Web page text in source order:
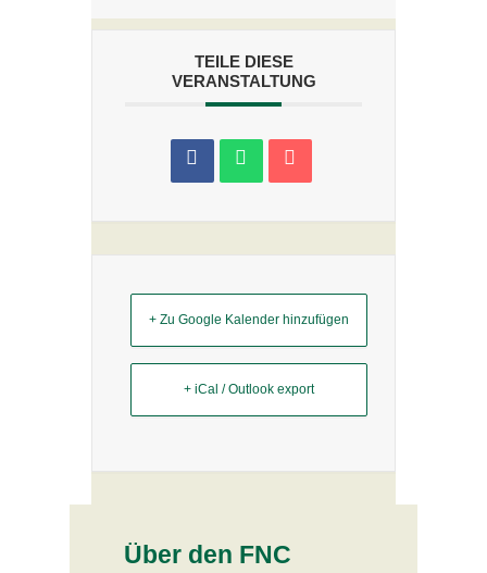
TEILE DIESE
VERANSTALTUNG
+ Zu Google Kalender hinzufügen
+ iCal / Outlook export
Über den FNC